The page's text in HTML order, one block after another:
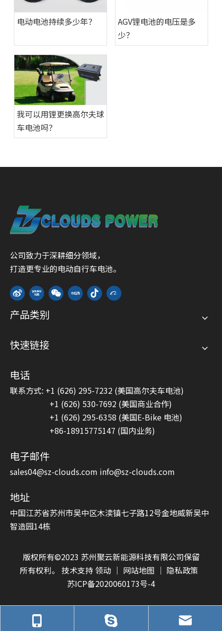
电动电池持续多少年？
AGV锂电池的电压是多
少？
我可以用锂更换高尔夫球
车电池吗？
公司致力于深耕细分领域，
打造更专业的电动自行车电池。
产品类别
快速链接
电话
联系方式: +1 (626) 295-7232 (美国高尔夫车电池)
+1 (626) 530-7692 (美国商业合作)
+1 (626) 295-6358 (美国E-Bike 电池)
+86-18915775147 (国内业务)
电子邮件
sales04@sz-clouds.com info@sz-clouds.com
地址
中国江苏省苏州市吴中区木渎镇七子路12号金地威新吴中
智造园14栋
版权所有©2023 苏州聚云新能源科技有限公司保留
所有权利。 技术支持领动 ｜ 网站地图 ｜ 隐私政策
苏ICP备2020060173号-4